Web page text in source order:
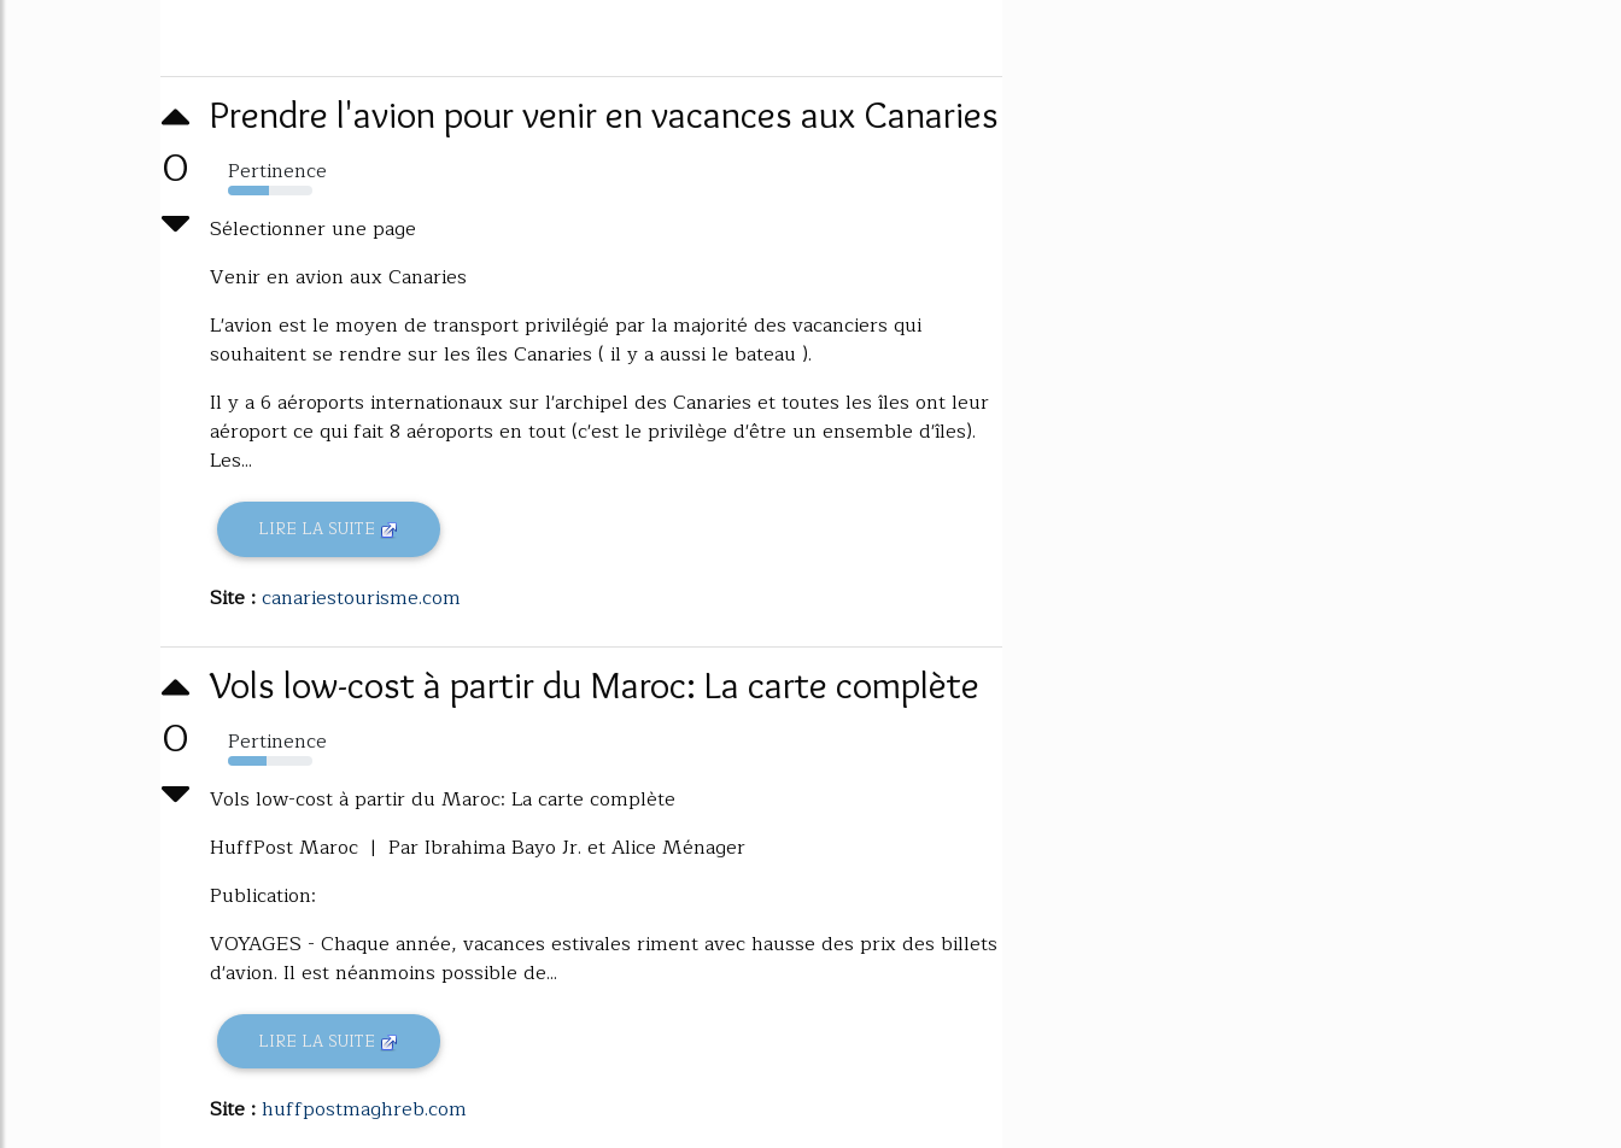
0
Prendre l'avion pour venir en vacances aux Canaries
Pertinence
49%
Sélectionner une page
Venir en avion aux Canaries
L'avion est le moyen de transport privilégié par la majorité des vacanciers qui
souhaitent se rendre sur les îles Canaries ( il y a aussi le bateau ).
Il y a 6 aéroports internationaux sur l'archipel des Canaries et toutes les îles ont leur
aéroport ce qui fait 8 aéroports en tout (c'est le privilège d'être un ensemble d'îles).
Les...
LIRE LA SUITE
Site :canariestourisme.com
0
Vols low-cost à partir du Maroc: La carte complète
Pertinence
46%
Vols low-cost à partir du Maroc: La carte complète
HuffPost Maroc | Par Ibrahima Bayo Jr. et Alice Ménager
Publication:
VOYAGES - Chaque année, vacances estivales riment avec hausse des prix des billets
d'avion. Il est néanmoins possible de...
LIRE LA SUITE
Site :huffpostmaghreb.com